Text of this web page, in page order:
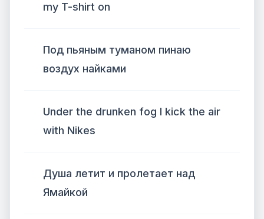
my T-shirt on
Под пьяным туманом пинаю
воздух найками
Under the drunken fog I kick the air
with Nikes
Душа летит и пролетает над
Ямайкой